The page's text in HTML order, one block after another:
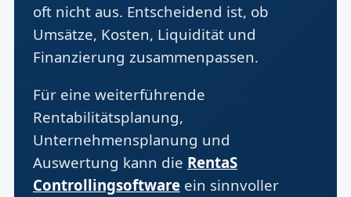
oft nicht aus. Entscheidend ist, ob
Umsätze, Kosten, Liquidität und
Finanzierung zusammenpassen.
Für eine weiterführende
Rentabilitätsplanung,
Unternehmensplanung und
Auswertung kann die RentaS
Controllingsoftwareein sinnvoller